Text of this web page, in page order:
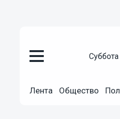
Лента Общество
Более 1,5